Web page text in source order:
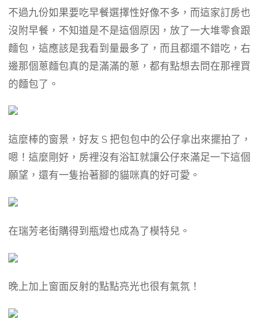
不過九份如果要吃早餐選擇性好像不多，而這家訂房也
沒附早餐，不知道是不是這個原因，放了一大堆零食跟
麵包，這應該是我看到量最多了，而且都還不錯吃，右
邊那個蔥麵包真的是滿滿的蔥，都有點想去問在那裡買
的麵包了。
這麼棒的窗景，好友 S 把包包中的公仔拿出來擺拍了，
嗯！這麼剛好，房裡沒有浴缸就讓公仔來滿足一下這個
願望，還有一隻抬著腳的貓咪真的好可愛。
在瑞芳老街購得到瓶燈也成為了模特兒。
晚上加上窗面反射的點點亮光也很有氣氛！